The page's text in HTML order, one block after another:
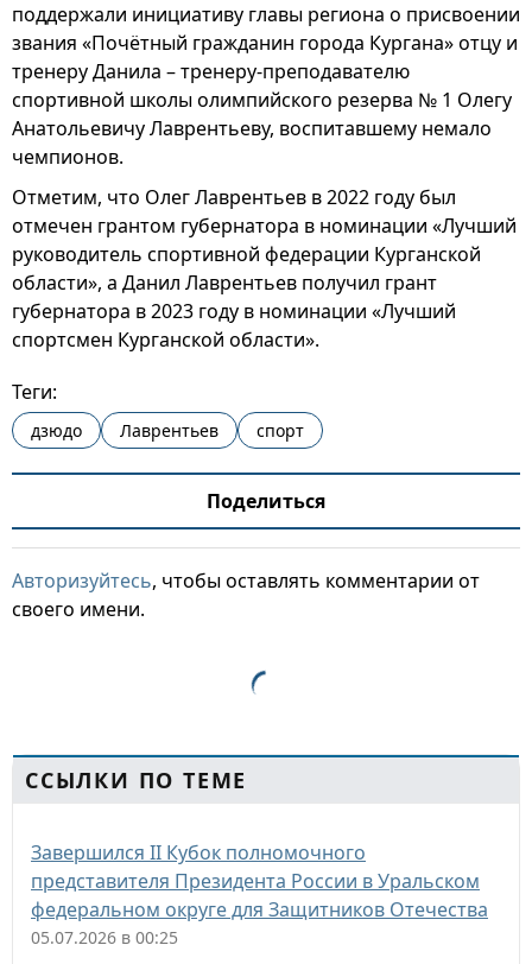
поддержали инициативу главы региона о присвоении
звания «Почётный гражданин города Кургана» отцу и
тренеру Данила – тренеру-преподавателю
спортивной школы олимпийского резерва № 1 Олегу
Анатольевичу Лаврентьеву, воспитавшему немало
чемпионов.
Отметим, что Олег Лаврентьев в 2022 году был
отмечен грантом губернатора в номинации «Лучший
руководитель спортивной федерации Курганской
области», а Данил Лаврентьев получил грант
губернатора в 2023 году в номинации «Лучший
спортсмен Курганской области».
Теги:
дзюдо Лаврентьев спорт
Поделиться
Авторизуйтесь, чтобы оставлять комментарии от
своего имени.
ССЫЛКИ ПО ТЕМЕ
Завершился II Кубок полномочного
представителя Президента России в Уральском
федеральном округе для Защитников Отечества
05.07.2026 в 00:25